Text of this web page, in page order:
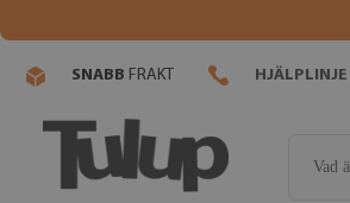
SNABB FRAKT HJÄLPLINJE